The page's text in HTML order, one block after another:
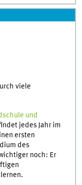
viele
und
jedes Jahr im
ersten
des
noch: Er